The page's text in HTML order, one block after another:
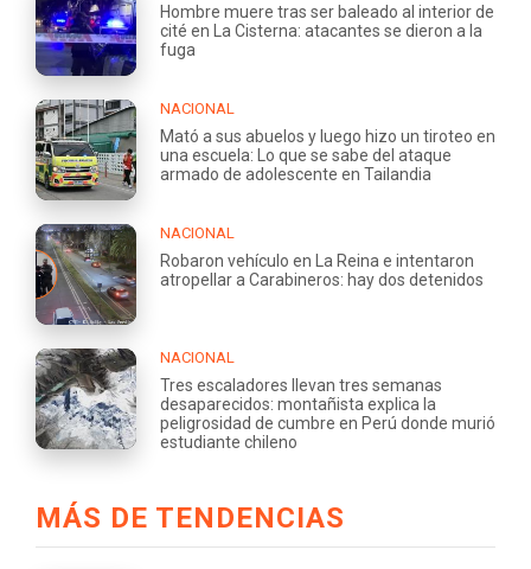
Hombre muere tras ser baleado al interior de
cité en La Cisterna: atacantes se dieron a la
fuga
NACIONAL
Mató a sus abuelos y luego hizo un tiroteo en
una escuela: Lo que se sabe del ataque
armado de adolescente en Tailandia
NACIONAL
Robaron vehículo en La Reina e intentaron
atropellar a Carabineros: hay dos detenidos
NACIONAL
Tres escaladores llevan tres semanas
desaparecidos: montañista explica la
peligrosidad de cumbre en Perú donde murió
estudiante chileno
MÁS DE TENDENCIAS